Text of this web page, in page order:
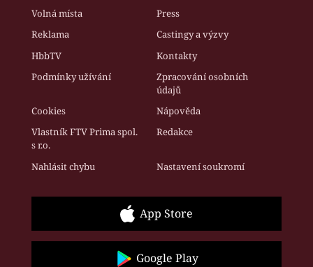
Volná místa
Press
Reklama
Castingy a výzvy
HbbTV
Kontakty
Podmínky užívání
Zpracování osobních
údajů
Cookies
Nápověda
Vlastník FTV Prima spol.
s r.o.
Redakce
Nahlásit chybu Nastavení soukromí
App Store
Google Play